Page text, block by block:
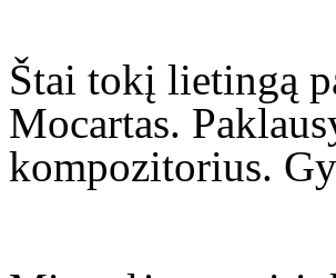
Štai tokį lietingą
Mocartas.
kompozitorius.